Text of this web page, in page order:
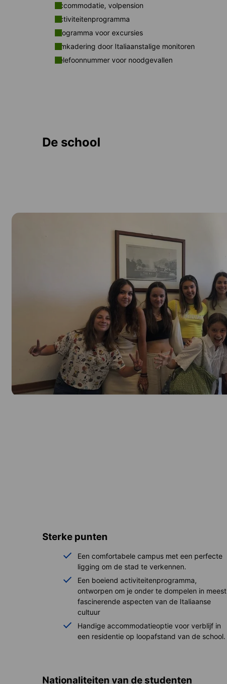
Accommodatie, volpension
Activiteitenprogramma
Programma voor excursies
Omkadering door Italiaanstalige monitoren
Telefoonnummer voor noodgevallen
De school
Sterke punten
Een comfortabele campus met een perfecte
ligging om de stad te verkennen.
Een boeiend activiteitenprogramma,
ontworpen om je onder te dompelen in meest
fascinerende aspecten van de Italiaanse
cultuur
Handige accommodatieoptie voor verblijf in
een residentie op loopafstand van de school.
Nationaliteiten van de studenten